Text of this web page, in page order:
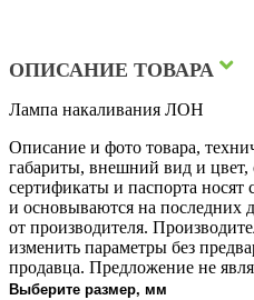
ОПИСАНИЕ ТОВАРА
Лампа накаливания ЛОН
Описание и фото товара,
габариты, внешний вид и цвет,
сертификаты и паспорта носят
и основываются на последних
от производителя.
изменить параметры без
продавца. Предложение не
Выберите размер, мм